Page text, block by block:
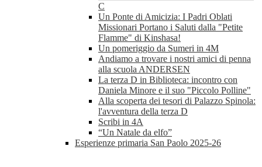
C
Un Ponte di Amicizia: I Padri Oblati
Missionari Portano i Saluti dalla "Petite
Flamme" di Kinshasa!
Un pomeriggio da Sumeri in 4M
Andiamo a trovare i nostri amici di penna
alla scuola ANDERSEN
La terza D in Biblioteca: incontro con
Daniela Minore e il suo "Piccolo Polline"
Alla scoperta dei tesori di Palazzo Spinola:
l'avventura della terza D
Scribi in 4A
“Un Natale da elfo”
Esperienze primaria San Paolo 2025-26